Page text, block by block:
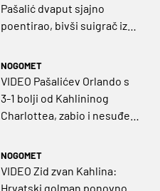
Pašalić dvaput sjajno
poentirao, bivši suigrač iz
rješenja!
NOGOMET
VIDEO Pašalićev Orlando s
3-1 bolji od Kahlininog
Charlottea, zabio i nesuđeni
NOGOMET
VIDEO Zid zvan Kahlina:
Hrvatski golman ponovno